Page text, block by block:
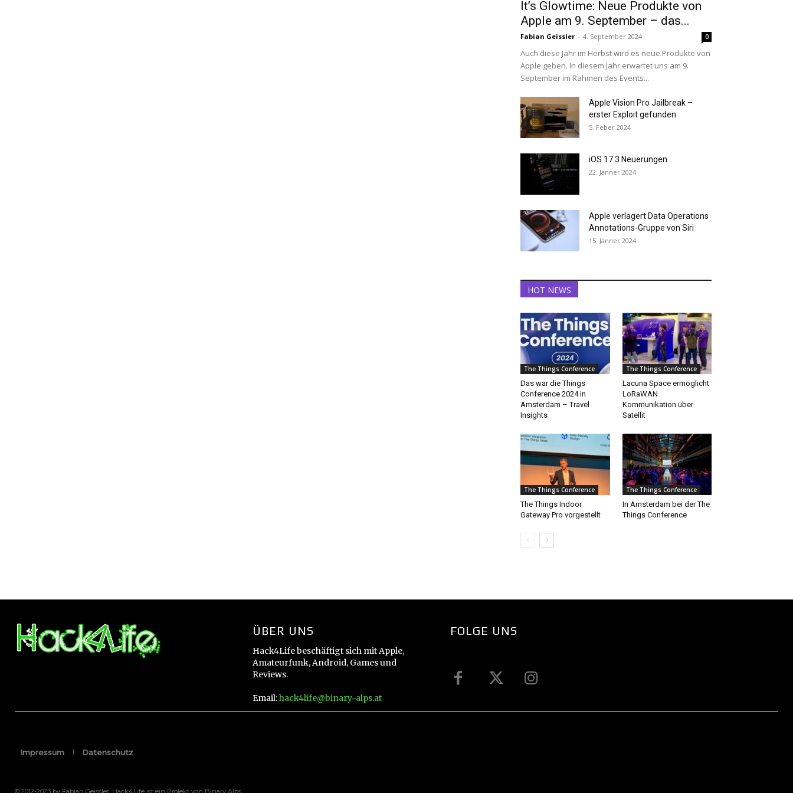
It’s Glowtime: Neue Produkte von
Apple am 9. September – das...
Fabian Geissler - 4. September 2024 0
Auch diese Jahr im Herbst wird es neue Produkte von
Apple geben. In diesem Jahr erwartet uns am 9.
September im Rahmen des Events...
Apple Vision Pro Jailbreak –
erster Exploit gefunden
5. Feber 2024
iOS 17.3 Neuerungen
22. Jänner 2024
Apple verlagert Data Operations
Annotations-Gruppe von Siri
15. Jänner 2024
HOT NEWS
The Things Conference
Das war die Things
Conference 2024 in
Amsterdam – Travel
Insights
The Things Conference
Lacuna Space ermöglicht
LoRaWAN
Kommunikation über
Satellit
The Things Conference
The Things Indoor
Gateway Pro vorgestellt
The Things Conference
In Amsterdam bei der The
Things Conference
ÜBER UNS
Hack4Life beschäftigt sich mit Apple,
Amateurfunk, Android, Games und
Reviews.
Email:hack4life@binary-alps.at
FOLGE UNS
Impressum Datenschutz